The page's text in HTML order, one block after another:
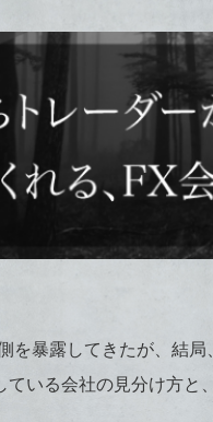
を暴露してきたが、結
いる会社の見分け方と